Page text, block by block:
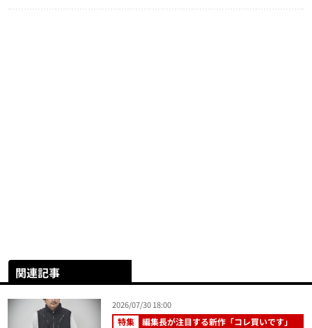
関連記事
2026/07/30 18:00
特集 編集長が注目する新作「コレ買いです」